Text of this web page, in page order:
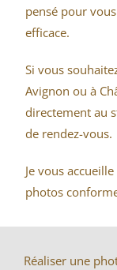
pensé pour
efficace.
Si vous
Avignon ou à
directement au
de rendez-vous.
Je vous
photos
Réaliser une